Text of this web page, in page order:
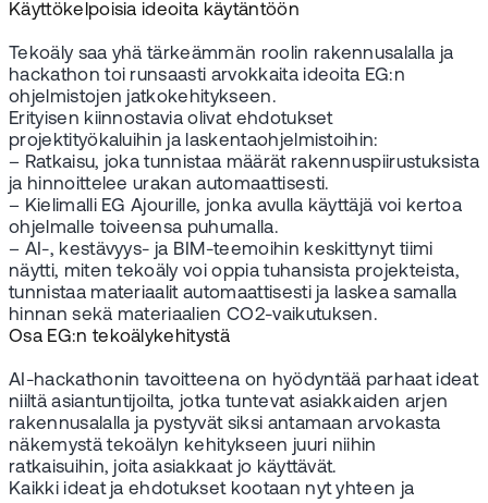
Käyttökelpoisia ideoita käytäntöön
Tekoäly saa yhä tärkeämmän roolin rakennusalalla ja
hackathon toi runsaasti arvokkaita ideoita EG:n
ohjelmistojen jatkokehitykseen.
Erityisen kiinnostavia olivat ehdotukset
projektityökaluihin ja laskentaohjelmistoihin:
– Ratkaisu, joka tunnistaa määrät rakennuspiirustuksista
ja hinnoittelee urakan automaattisesti.
– Kielimalli EG Ajourille, jonka avulla käyttäjä voi kertoa
ohjelmalle toiveensa puhumalla.
– AI-, kestävyys- ja BIM-teemoihin keskittynyt tiimi
näytti, miten tekoäly voi oppia tuhansista projekteista,
tunnistaa materiaalit automaattisesti ja laskea samalla
hinnan sekä materiaalien CO2-vaikutuksen.
Osa EG:n tekoälykehitystä
AI-hackathonin tavoitteena on hyödyntää parhaat ideat
niiltä asiantuntijoilta, jotka tuntevat asiakkaiden arjen
rakennusalalla ja pystyvät siksi antamaan arvokasta
näkemystä tekoälyn kehitykseen juuri niihin
ratkaisuihin, joita asiakkaat jo käyttävät.
Kaikki ideat ja ehdotukset kootaan nyt yhteen ja